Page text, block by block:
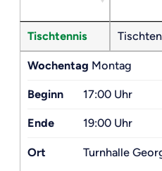
Tischtennis
Wochentag Montag
Beginn 17:00 Uhr
Ende 19:00 Uhr
Ort Turnhalle